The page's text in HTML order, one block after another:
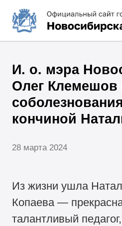
И. о. мэра
Олег Клемешов
кончиной
28 марта 2024
Из жизни ушла
Копаева —
талантливый